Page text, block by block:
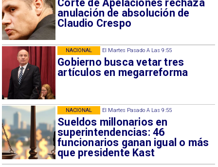
Corte de Apelaciones rechaza
anulación de absolución de
Claudio Crespo
El Martes Pasado A Las 9:55
Gobierno busca vetar tres
artículos en megarreforma
NACIONAL
El Martes Pasado A Las 9:55
Sueldos millonarios en
superintendencias: 46
funcionarios ganan igual o más
que presidente Kast
NACIONAL